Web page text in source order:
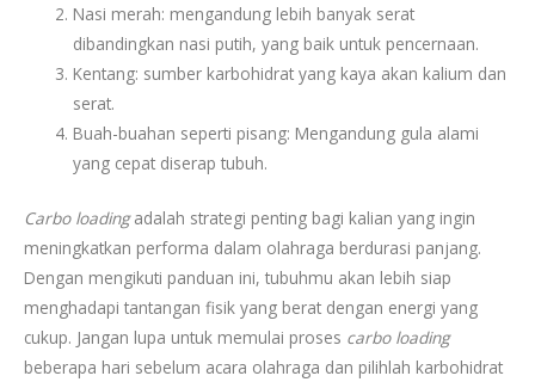
Nasi merah: mengandung lebih banyak serat
dibandingkan nasi putih, yang baik untuk pencernaan.
Kentang: sumber karbohidrat yang kaya akan kalium dan
serat.
Buah-buahan seperti pisang: Mengandung gula alami
yang cepat diserap tubuh.
Carbo loadingadalah strategi penting bagi kalian yang ingin
meningkatkan performa dalam olahraga berdurasi panjang.
Dengan mengikuti panduan ini, tubuhmu akan lebih siap
menghadapi tantangan fisik yang berat dengan energi yang
cukup. Jangan lupa untuk memulai proses carbo loading
beberapa hari sebelum acara olahraga dan pilihlah karbohidrat